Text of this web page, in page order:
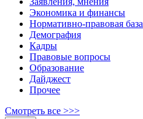
Экономика и финансы
Нормативно-правовая база
Демография
Кадры
Правовые вопросы
Образование
Дайджест
Прочее
Смотреть все >>>